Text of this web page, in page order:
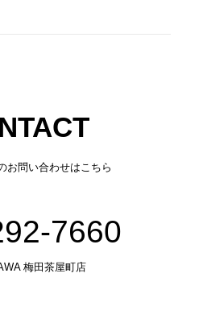
お問い合わせはこちら
7660
梅田茶屋町店